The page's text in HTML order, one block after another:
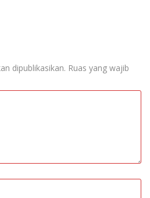
dipublikasikan. Ruas yang wajib